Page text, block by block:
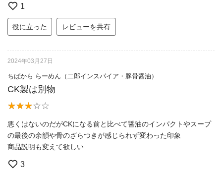
1
役に立った レビューを共有
2024年03月27日
ちばから らーめん（二郎インスパイア・豚骨醤油）
CK製は別物
悪くはないのだがCKになる前と比べて醤油のインパクトやスープ
の最後の余韻や骨のざらつきが感じられず変わった印象
商品説明も変えて欲しい
3